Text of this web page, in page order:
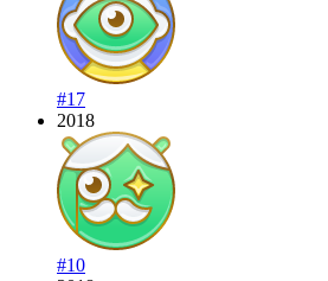
#17
2018
#10